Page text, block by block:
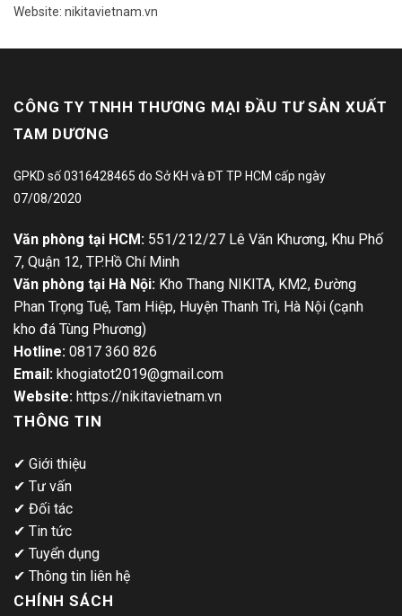
Website: nikitavietnam.vn
CÔNG TY TNHH THƯƠNG MẠI ĐẦU TƯ SẢN XUẤT
TAM DƯƠNG
GPKD số 0316428465 do Sở KH và ĐT TP HCM cấp ngày
07/08/2020
Văn phòng tại HCM: 551/212/27 Lê Văn Khương, Khu Phố
7, Quận 12, TP.Hồ Chí Minh
Văn phòng tại Hà Nội: Kho Thang NIKITA, KM2, Đường
Phan Trọng Tuệ, Tam Hiệp, Huyện Thanh Trì, Hà Nội (cạnh
kho đá Tùng Phương)
Hotline: 0817 360 826
Email: khogiatot2019@gmail.com
Website: https://nikitavietnam.vn
THÔNG TIN
✔ Giới thiệu
✔ Tư vấn
✔ Đối tác
✔ Tin tức
✔ Tuyển dụng
✔ Thông tin liên hệ
CHÍNH SÁCH